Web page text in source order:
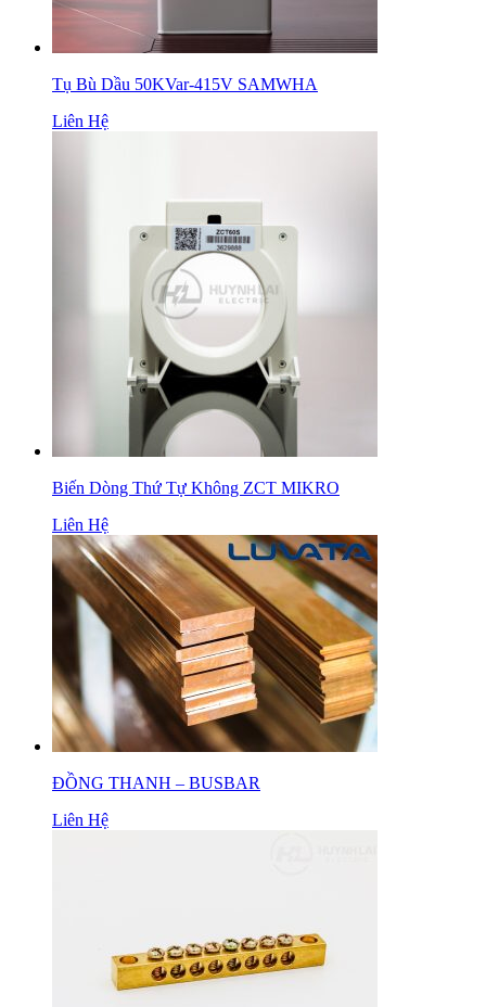
Tụ Bù Dầu 50KVar-415V SAMWHA
Liên Hệ
Biến Dòng Thứ Tự Không ZCT MIKRO
Liên Hệ
ĐỒNG THANH – BUSBAR
Liên Hệ